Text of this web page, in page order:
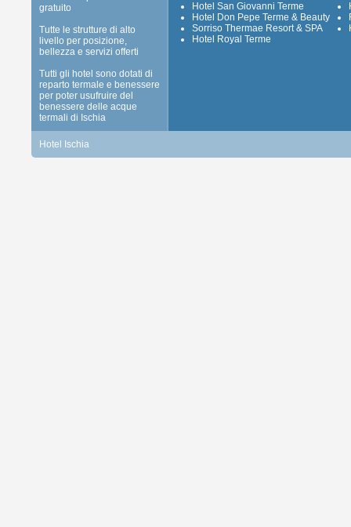
gratuito
Tutte le strutture di alto
livello per posizione,
bellezza e servizi offerti
Tutti gli hotel sono dotati di
reparto termale e benessere
per poter usufruire del
benessere delle acque
termali di Ischia
Hotel San Giovanni Terme
Hotel Don Pepe Terme & Beauty
Sorriso Thermae Resort & SPA
Hotel Royal Terme
Hotel Ischia